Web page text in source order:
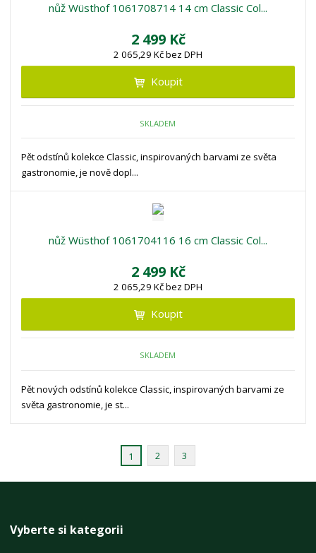
nůž Wüsthof 1061708714 14 cm Classic Col...
2 499 Kč
2 065,29 Kč bez DPH
Koupit
SKLADEM
Pět odstínů kolekce Classic, inspirovaných barvami ze světa
gastronomie, je nově dopl...
nůž Wüsthof 1061704116 16 cm Classic Col...
2 499 Kč
2 065,29 Kč bez DPH
Koupit
SKLADEM
Pět nových odstínů kolekce Classic, inspirovaných barvami ze
světa gastronomie, je st...
1 2 3
Vyberte si kategorii